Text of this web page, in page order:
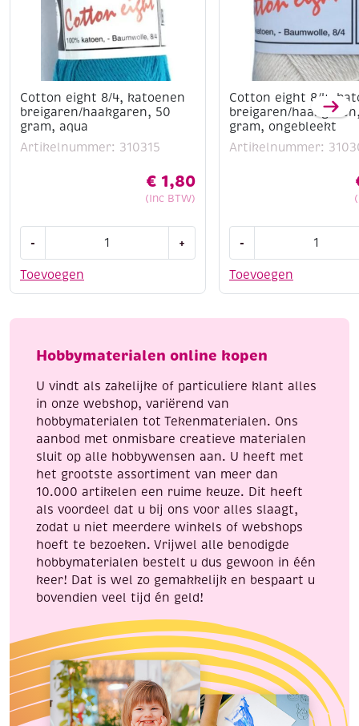
Cotton eight 8/4, katoenen
breigaren/haakgaren, 50
gram, aqua
Artikelnummer: 310315
€ 1,80
(Inc BTW)
Toevoegen
-
8/4,
50
aqua
+
Cotton eight 8/4,
breigaren/
gram, ongebleekt
Artikelnummer:
Toevoegen
-
8/4,
50
ongebleekt
Hobbymaterialen online kopen
U vindt als zakelijke of particuliere klant alles
in onze webshop, variërend van
hobbymaterialen tot Tekenmaterialen. Ons
aanbod met onmisbare creatieve materialen
sluit op alle hobbywensen aan. U heeft met
het grootste assortiment van meer dan
10.000 artikelen een ruime keuze. Dit heeft
als voordeel dat u bij ons voor alles slaagt,
zodat u niet meerdere winkels of webshops
hoeft te bezoeken. Vrijwel alle benodigde
hobbymaterialen bestelt u dus gewoon in één
keer! Dat is wel zo gemakkelijk en bespaart u
bovendien veel tijd én geld!